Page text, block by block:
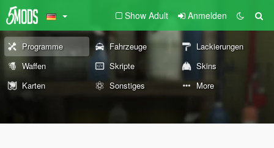
Show Adult Anmelden
Programme Fahrzeuge
Lackierungen
Waffen
Skripte
Skins
Karten
Sonstiges More